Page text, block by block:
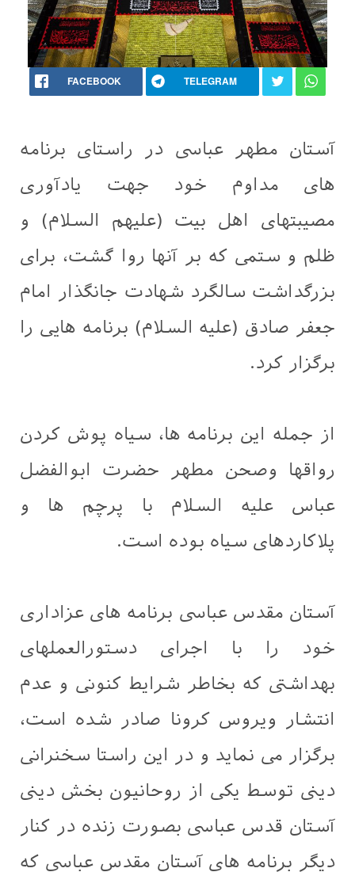
FACEBOOK TELEGRAM
آستان مطهر عباسی در راستای برنامه
های مداوم خود جهت یادآوری
مصیبتهای اهل بیت (علیهم السلام) و
ظلم و ستمی که بر آنها روا گشت، برای
بزرگداشت سالگرد شهادت جانگذار امام
جعفر صادق (علیه السلام) برنامه هایی را
برگزار کرد.
از جمله این برنامه ها، سیاه پوش کردن
رواقها وصحن مطهر حضرت ابوالفضل
عباس علیه السلام با پرچم ها و
پلاکاردهای سیاه بوده است.
آستان مقدس عباسی برنامه های عزاداری
خود را با اجرای دستورالعملهای
بهداشتی که بخاطر شرایط کنونی و عدم
انتشار ویروس کرونا صادر شده است،
برگزار می نماید و در این راستا سخنرانی
دینی توسط یکی از روحانیون بخش دینی
آستان قدس عباسی بصورت زنده در کنار
دیگر برنامه های آستان مقدس عباسی که